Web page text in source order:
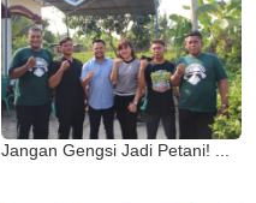
Jangan Gengsi Jadi Petani! ...